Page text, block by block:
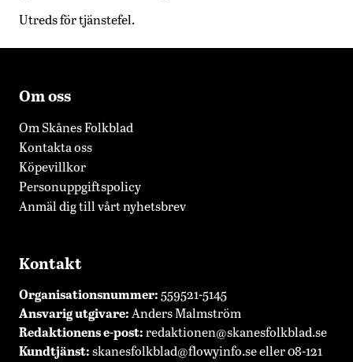
Utreds för tjänstefel.
Om oss
Om Skånes Folkblad
Kontakta oss
Köpevillkor
Personuppgiftspolicy
Anmäl dig till vårt nyhetsbrev
Kontakt
Organisationsnummer: 559521-5145
Ansvarig utgivare: Anders Malmström
Redaktionense-post:redaktionen@skanesfolkblad.se
Kundtjänst:skanesfolkblad@flowyinfo.seeller 08-121